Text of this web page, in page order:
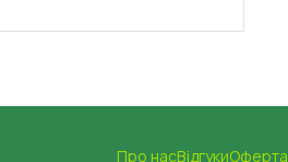
Про насВідгукиОферта